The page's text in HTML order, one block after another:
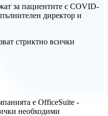
за пациентите с COVID-
директор и
стриктно всички
е OfficeSuite -
необходими